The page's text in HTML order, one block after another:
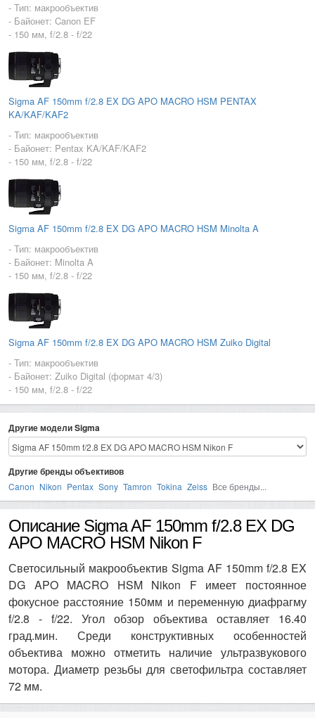
- Тип: макрообъектив
- Байонет: Canon EF
- 150 мм, f/2.8 - f/22
Sigma AF 150mm f/2.8 EX DG APO MACRO HSM PENTAX
KA/KAF/KAF2
- Тип: макрообъектив
- Байонет: Pentax KA/KAF/KAF2
- 150 мм, f/2.8 - f/22
Sigma AF 150mm f/2.8 EX DG APO MACRO HSM Minolta A
- Тип: макрообъектив
- Байонет: Minolta A
- 150 мм, f/2.8 - f/22
Sigma AF 150mm f/2.8 EX DG APO MACRO HSM Zuiko Digital
- Тип: макрообъектив
- Байонет: Zuiko Digital (формат 4/3)
- 150 мм, f/2.8 - f/22
Другие модели Sigma
Другие бренды объективов
Canon Nikon Pentax Sony Tamron Tokina Zeiss Все бренды...
Описание Sigma AF 150mm f/2.8 EX DG
APO MACRO HSM Nikon F
Светосильный макрообъектив Sigma AF 150mm f/2.8 EX
DG APO MACRO HSM Nikon F имеет постоянное
фокусное расстояние 150мм и переменную диафрагму
f/2.8 - f/22. Угол обзор объектива оставляет 16.40
град.мин. Среди конструктивных особенностей
объектива можно отметить наличие ультразвукового
мотора. Диаметр резьбы для светофильтра составляет
72 мм.